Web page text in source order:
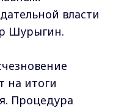
власти
Шурыгин.
на итоги
Процедура